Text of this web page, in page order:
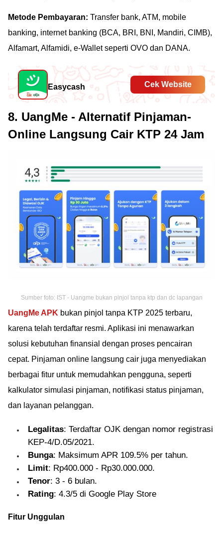
Metode Pembayaran: Transfer bank, ATM, mobile
banking, internet banking (BCA, BRI, BNI, Mandiri, CIMB),
Alfamart, Alfamidi, e-Wallet seperti OVO dan DANA.
Easycash Cek Website
8. UangMe - Alternatif Pinjaman-
Online Langsung Cair KTP 24 Jam
Sumber foto: IST - Uangme bukan pinjol tanpa ktp dan dc lapangan
UangMe APK bukan pinjol tanpa KTP 2025 terbaru,
karena telah terdaftar resmi. Aplikasi ini menawarkan
solusi kebutuhan finansial dengan proses pencairan
cepat. Pinjaman online langsung cair juga menyediakan
berbagai fitur untuk memudahkan pengguna, seperti
kalkulator simulasi pinjaman, notifikasi status pinjaman,
dan layanan pelanggan.
Legalitas: Terdaftar OJK dengan nomor registrasi
KEP-4/D.05/2021.
Bunga: Maksimum APR 109.5% per tahun.
Limit: Rp400.000 - Rp30.000.000.
Tenor: 3 - 6 bulan.
Rating: 4.3/5 di Google Play Store
Fitur Unggulan